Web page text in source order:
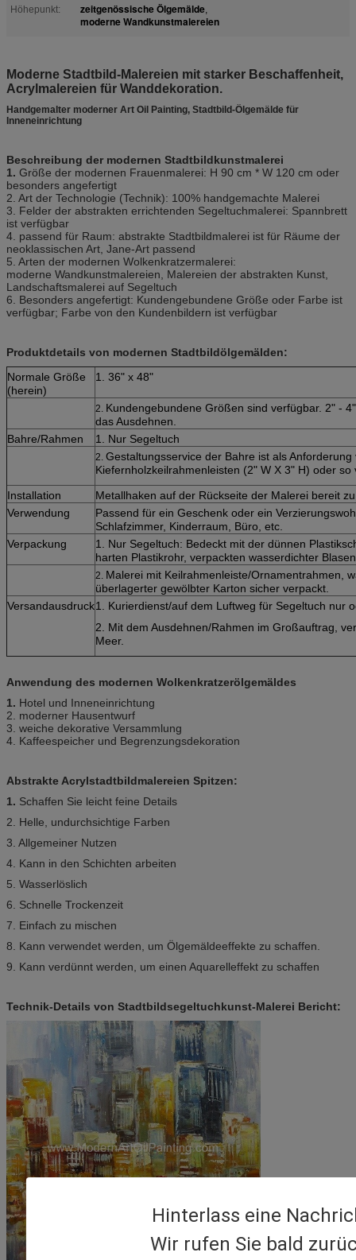
Hinterlass eine
Wir rufen Sie bald
Höhepunkt:
zeitgenössische Ölgemälde,
moderne Wandkunstmalereien
Moderne Stadtbild-Malereien mit starker Beschaffenheit,
Acrylmalereien für Wanddekoration.
Handgemalter moderner Art Oil Painting, Stadtbild-Ölgemälde für
Inneneinrichtung
Beschreibung der modernen Stadtbildkunstmalerei
1. Größe der modernen Frauenmalerei: H 90 cm * W 120 cm oder
besonders angefertigt
2. Art der Technologie (Technik): 100% handgemachte Malerei
3. Felder der abstrakten errichtenden Segeltuchmalerei: Spannbrett
ist verfügbar
4. passend für Raum: abstrakte Stadtbildmalerei ist für Räume der
neoklassischen Art, Jane-Art passend
5. Arten der modernen Wolkenkratzermalerei:
moderne Wandkunstmalereien Malereien der abstrakten Kunst,
Landschaftsmalerei auf Segeltuch
6. Besonders angefertigt: Kundengebundene Größe oder Farbe ist
verfügbar; Farbe von den Kundenbildern ist verfügbar
Produktdetails von modernen Stadtbildölgemälden:
Normale Größe
(herein)
1. 36" x 48"
2. Kundengebundene Größen sind verfügbar. 2" -
das Ausdehnen.
Bahre/Rahmen
1. Nur Segeltuch
2. Gestaltungsservice der Bahre ist als
Kiefernholzkeilrahmenleisten (2" W X 3" H) oder so
Installation
Metallhaken auf der Rückseite der Malerei bereit
Verwendung
Passend für ein Geschenk oder ein
Schlafzimmer, Kinderraum, Büro, etc.
Verpackung
1. Nur Segeltuch: Bedeckt mit der dünnen
harten Plastikrohr, verpackten wasserdichter
2. Malerei mit Keilrahmenleiste/Ornamentrahmen,
überlagerter gewölbter Karton sicher verpackt.
Versandausdruck1. Kurierdienst/auf dem Luftweg für Segeltuch nur
2. Mit dem Ausdehnen/Rahmen im Großauftrag,
Meer.
Anwendung des modernen Wolkenkratzerölgemäldes
1. Hotel und Inneneinrichtung
2. moderner Hausentwurf
3. weiche dekorative Versammlung
4. Kaffeespeicher und Begrenzungsdekoration
Abstrakte Acrylstadtbildmalereien Spitzen:
1. Schaffen Sie leicht feine Details
2. Helle, undurchsichtige Farben
3. Allgemeiner Nutzen
4. Kann in den Schichten arbeiten
5. Wasserlöslich
6. Schnelle Trockenzeit
7. Einfach zu mischen
8. Kann verwendet werden, um Ölgemäldeeffekte zu schaffen.
9. Kann verdünnt werden, um einen Aquarelleffekt zu schaffen
Technik-Details von Stadtbildsegeltuchkunst-Malerei Bericht: